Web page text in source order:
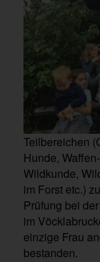
Teilbereichen
Hunde,
Wildkunde,
im Forst etc.)
Prüfung bei
im
einzige Frau
bestanden.